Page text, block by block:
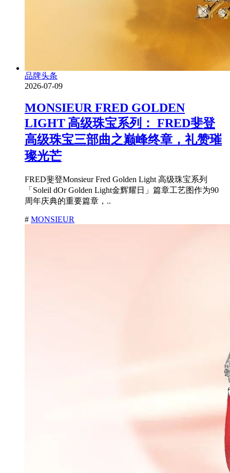
品牌头条
2026-07-09
MONSIEUR FRED GOLDEN
LIGHT 高级珠宝系列： FRED斐登
高级珠宝三部曲之巅峰终章，礼赞璀
璨光芒
FRED斐登Monsieur Fred Golden Light 高级珠宝系列
「Soleil dOr Golden Light金辉耀日」篇章工艺图作为90
周年庆典的重要篇章，..
# MONSIEUR